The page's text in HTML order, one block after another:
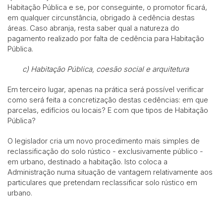
Habitação Pública e se, por conseguinte, o promotor ficará,
em qualquer circunstância, obrigado à cedência destas
áreas. Caso abranja, resta saber qual a natureza do
pagamento realizado por falta de cedência para Habitação
Pública.
c) Habitação Pública, coesão social e arquitetura
Em terceiro lugar, apenas na prática será possível verificar
como será feita a concretização destas cedências: em que
parcelas, edifícios ou locais? E com que tipos de Habitação
Pública?
O legislador cria um novo procedimento mais simples de
reclassificação do solo rústico - exclusivamente público -
em urbano, destinado a habitação. Isto coloca a
Administração numa situação de vantagem relativamente aos
particulares que pretendam reclassificar solo rústico em
urbano.